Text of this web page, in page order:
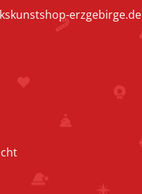
erzgebirge.de